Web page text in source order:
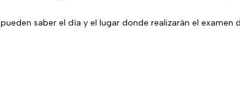
saber el día y el lugar donde realizarán el